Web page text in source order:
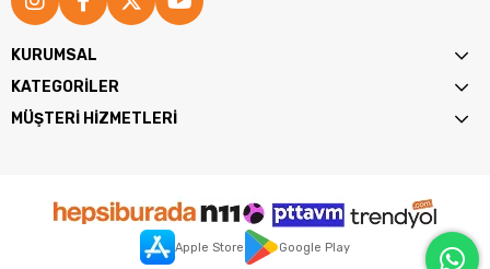
KURUMSAL
KATEGORİLER
MÜŞTERİ HİZMETLERİ
Apple Store Google Play